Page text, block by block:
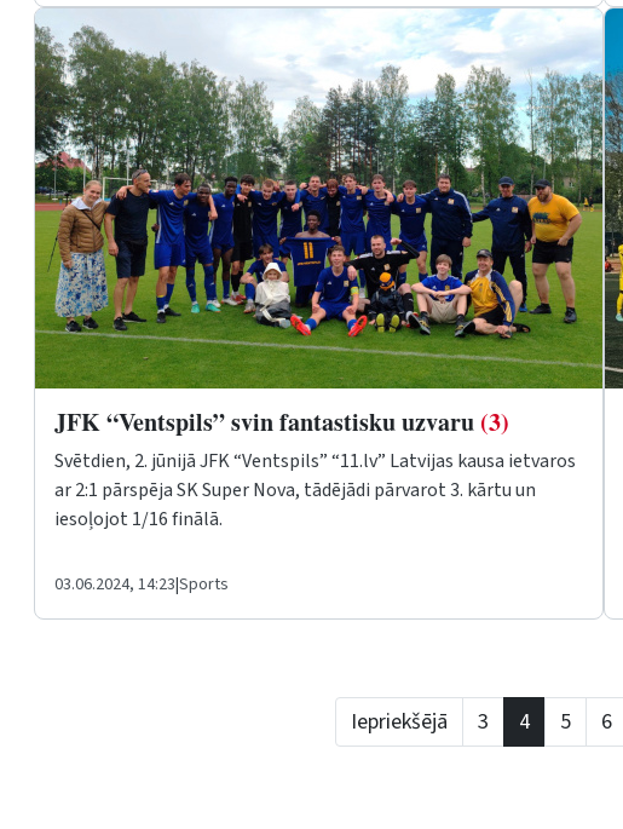
JFK “Ventspils” svin fantastisku uzvaru (3)
Svētdien, 2. jūnijā JFK “Ventspils” “11.lv” Latvijas kausa ietvaros
ar 2:1 pārspēja SK Super Nova, tādējādi pārvarot 3. kārtu un
iesoļojot 1/16 finālā.
03.06.2024, 14:23|Sports
Iepriekšējā 3 4 5 6